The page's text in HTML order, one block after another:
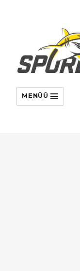
MENÜÜ